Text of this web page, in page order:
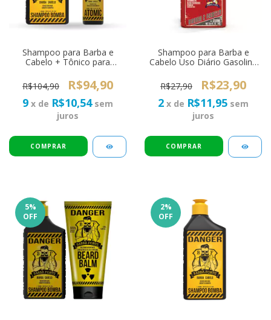
Shampoo para Barba e
Cabelo + Tônico para
Cabelo Barba Forte Danger
R$104,90 R$94,90
9 x de R$10,54 sem
juros
Shampoo para Barba e
Cabelo Uso Diário Gasoline
R$27,90
R$23,90
2 x de R$11,95 sem
juros
5%
OFF
2%
OFF